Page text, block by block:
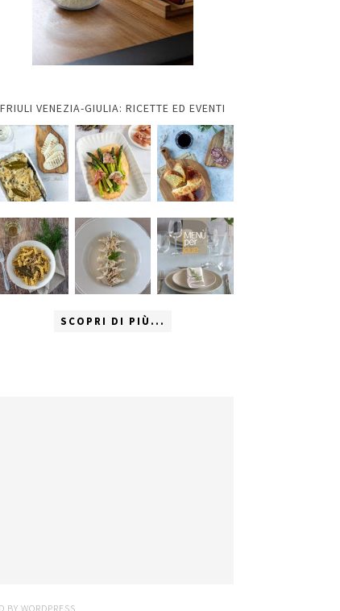
FRIULI VENEZIA-GIULIA: RICETTE ED EVENTI
SCOPRI DI PIÙ...
BY WORDPRESS